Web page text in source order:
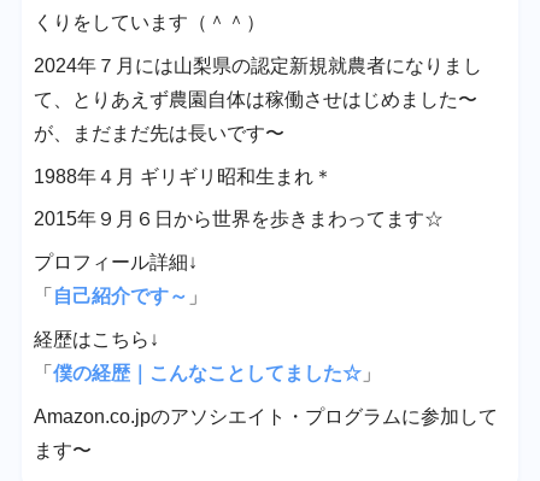
くりをしています（＾＾）
2024年７月には山梨県の認定新規就農者になりまし
て、とりあえず農園自体は稼働させはじめました〜
が、まだまだ先は長いです〜
1988年４月 ギリギリ昭和生まれ＊
2015年９月６日から世界を歩きまわってます☆
プロフィール詳細↓
「 自己紹介です～ 」
経歴はこちら↓
「 僕の経歴｜こんなことしてました☆」
Amazon.co.jpのアソシエイト・プログラムに参加して
ます〜